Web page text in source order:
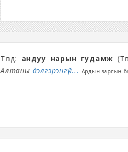
Төвөд: андуу нарын гудамж
Алтаны дэлгэрэнгүй... Ардын заргын